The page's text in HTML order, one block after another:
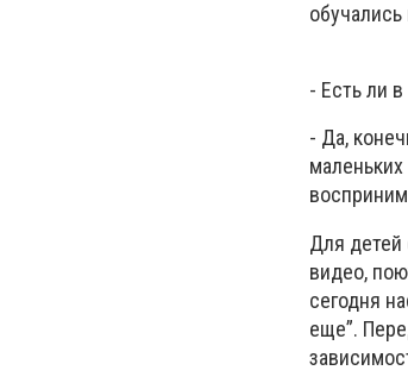
- Есть ли
- Да,
Для детей
видео,
сегодня
еще”.